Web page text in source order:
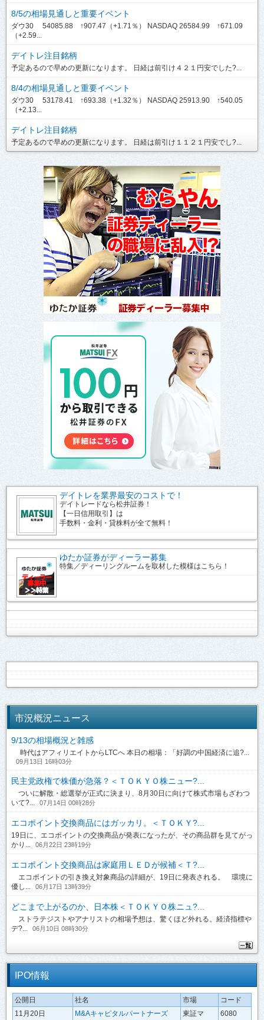
8/5の相場見通しと重要イベント
ダウ30 54085.88 ↑907.47（+1.71％） NASDAQ 26584.99 ↑671.09
（+2.59...
デイトレ注目銘柄
予定あるので早めの更新になります。 日経は前引け４２１円安でした?...
8/4の相場見通しと重要イベント
ダウ30 53178.41 ↑693.38（+1.32％） NASDAQ 25913.90 ↑540.05
（+2.13...
デイトレ注目銘柄
予定あるので早めの更新になります。 日経は前引け１１２１円安でし?...
デイトレを業界最安のコストで！
デイトレードなら松井証券！
【一日信用取引】は
手数料・金利・貸株料が全て無料！
ゆたか証券がディーラー募集
特集／ディーリングルームを取材した模様はこちら！
市況概況ニュース
9/13の相場概況と雑感
時代はアフィリエイトからLTCへ 本日の相場：「好調の中国経済に追?...
09月13日 16時03分
民主党政権で株価が急落？＜ＴＯＫＹＯ株ニュー?...
ついに解散・総選挙が正式に決まり、8月30日に向けて株式市場もざわつ
いて?...
07月14日 00時28分
エコポイント交換商品にはガッカリ。＜ＴＯＫＹ?...
19日に、エコポイントの交換商品が発表になったが、その商品群を見てがっ
かり...
06月22日 23時19分
エコポイント交換商品は家庭用ＬＥＤが候補＜Ｔ?...
エコポイントの引き換え対象商品の詳細が、19日に発表される。 環境に
優し...
06月17日 13時39分
どこまで上がるのか、日本株＜ＴＯＫＹＯ株ニュ?...
ストラテジストやアナリストの相場予想は、驚くほど外れる。経済指標や
デ?...
06月10日 08時30分
IPO情報
公開日 社名 市場
コード
11月20日
M&Aキャピタルパートナーズ 東証マ 6080